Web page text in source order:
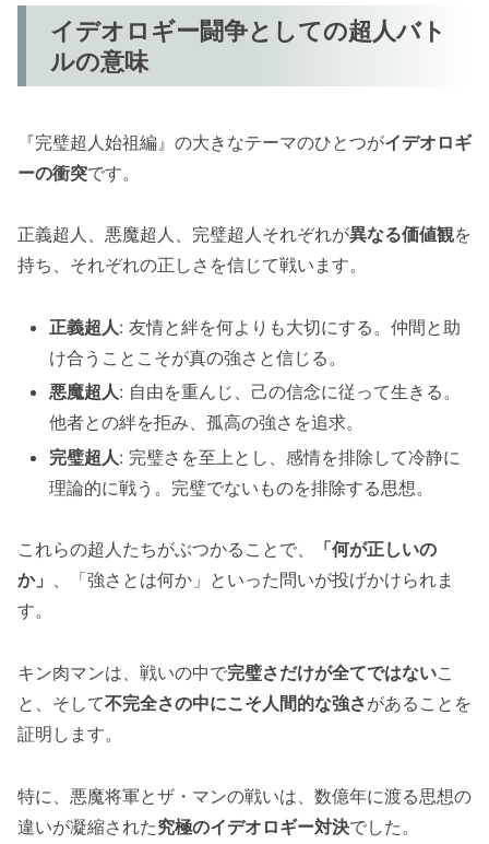
イデオロギー闘争としての超人バト
ルの意味
『完璧超人始祖編』の大きなテーマのひとつがイデオロギ
ーの衝突です。
正義超人、悪魔超人、完璧超人それぞれが異なる価値観を
持ち、それぞれの正しさを信じて戦います。
正義超人: 友情と絆を何よりも大切にする。仲間と助
け合うことこそが真の強さと信じる。
悪魔超人: 自由を重んじ、己の信念に従って生きる。
他者との絆を拒み、孤高の強さを追求。
完璧超人: 完璧さを至上とし、感情を排除して冷静に
理論的に戦う。完璧でないものを排除する思想。
これらの超人たちがぶつかることで、
「何が正しいの
か」 、「強さとは何か」といった問いが投げかけられま
す。
キン肉マンは、戦いの中で完璧さだけが全てではないこ
と、そして不完全さの中にこそ人間的な強さがあることを
証明します。
特に、悪魔将軍とザ・マンの戦いは、数億年に渡る思想の
違いが凝縮された究極のイデオロギー対決でした。